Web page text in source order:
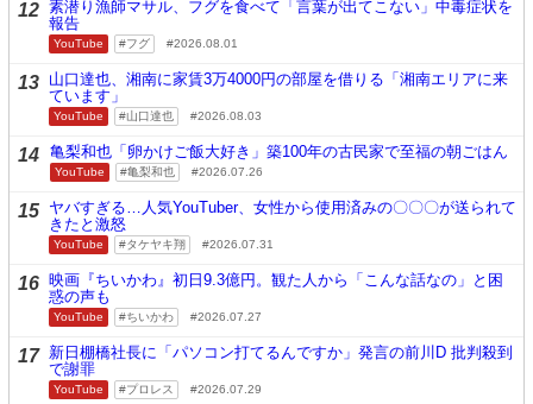
12 素潜り漁師マサル、フグを食べて「言葉が出てこない」中毒症状を
報告
YouTube フグ 2026.08.01
13 山口達也、湘南に家賃3万4000円の部屋を借りる「湘南エリアに来
ています」
YouTube 山口達也 2026.08.03
14 亀梨和也「卵かけご飯大好き」築100年の古民家で至福の朝ごはん
YouTube 亀梨和也 2026.07.26
15 ヤバすぎる…人気YouTuber、女性から使用済みの〇〇〇が送られて
きたと激怒
YouTube タケヤキ翔 2026.07.31
16 映画『ちいかわ』初日9.3億円。観た人から「こんな話なの」と困
惑の声も
YouTube ちいかわ 2026.07.27
17 新日棚橋社長に「パソコン打てるんですか」発言の前川D 批判殺到
で謝罪
YouTube プロレス 2026.07.29